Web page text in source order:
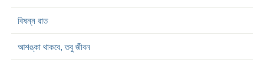
বিষন্ন রাত
আশঙ্কা থাকবে, তবু জীবন